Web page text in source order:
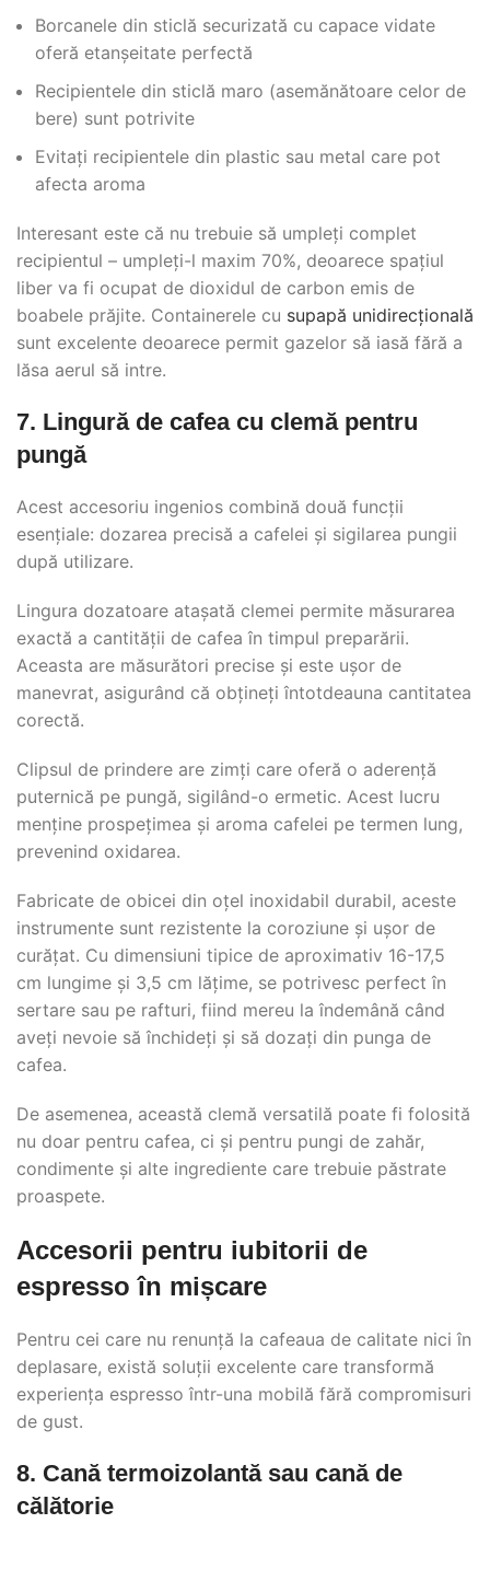
Borcanele din sticlă securizată cu capace vidate
oferă etanșeitate perfectă
Recipientele din sticlă maro (asemănătoare celor de
bere) sunt potrivite
Evitați recipientele din plastic sau metal care pot
afecta aroma
Interesant este că nu trebuie să umpleți complet
recipientul – umpleți-l maxim 70%, deoarece spațiul
liber va fi ocupat de dioxidul de carbon emis de
boabele prăjite. Containerele cu supapă unidirecțională
sunt excelente deoarece permit gazelor să iasă fără a
lăsa aerul să intre.
7. Lingură de cafea cu clemă pentru
pungă
Acest accesoriu ingenios combină două funcții
esențiale: dozarea precisă a cafelei și sigilarea pungii
după utilizare.
Lingura dozatoare atașată clemei permite măsurarea
exactă a cantității de cafea în timpul preparării.
Aceasta are măsurători precise și este ușor de
manevrat, asigurând că obțineți întotdeauna cantitatea
corectă.
Clipsul de prindere are zimți care oferă o aderență
puternică pe pungă, sigilând-o ermetic. Acest lucru
menține prospețimea și aroma cafelei pe termen lung,
prevenind oxidarea.
Fabricate de obicei din oțel inoxidabil durabil, aceste
instrumente sunt rezistente la coroziune și ușor de
curățat. Cu dimensiuni tipice de aproximativ 16-17,5
cm lungime și 3,5 cm lățime, se potrivesc perfect în
sertare sau pe rafturi, fiind mereu la îndemână când
aveți nevoie să închideți și să dozați din punga de
cafea.
De asemenea, această clemă versatilă poate fi folosită
nu doar pentru cafea, ci și pentru pungi de zahăr,
condimente și alte ingrediente care trebuie păstrate
proaspete.
Accesorii pentru iubitorii de
espresso în mișcare
Pentru cei care nu renunță la cafeaua de calitate nici în
deplasare, există soluții excelente care transformă
experiența espresso într-una mobilă fără compromisuri
de gust.
8. Cană termoizolantă sau cană de
călătorie